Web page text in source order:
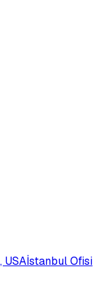
USAİstanbul Ofisi